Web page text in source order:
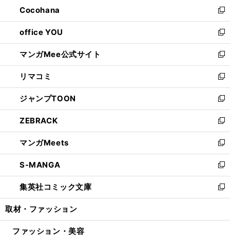
く
で
開
く
ド
ウ
で
開
く
い
ウ
ィ
ン
ド
ウ
で
開
く
Cocohana
新
し
い
ウ
ィ
ン
ド
ウ
で
開
く
office YOU
新
し
い
ウ
ィ
ン
ド
ウ
で
開
く
マンガMee公式サイト
新
し
い
ウ
ィ
ン
ド
ウ
で
開
く
リマコミ
新
し
い
ウ
ィ
ン
ド
ウ
で
開
く
ジャンプTOON
新
し
い
ウ
ィ
ン
ド
ウ
で
開
ZEBRACK
新
し
い
ウ
ィ
ン
ド
ウ
開
マンガMeets
新
し
い
ウ
ィ
ン
ウ
S-MANGA
新
し
い
ウ
ン
集英社コミック文庫
新
し
ウ
取材・ファッション
ファッション・美容